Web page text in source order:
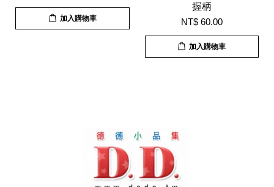
加入購物車
握柄
NT$ 60.00
加入購物車